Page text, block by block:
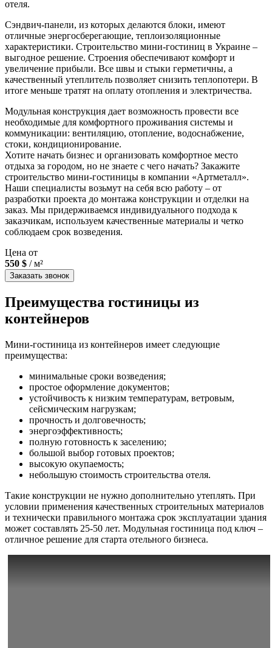
отеля.
Сэндвич-панели, из которых делаются блоки, имеют
отличные энергосберегающие, теплоизоляционные
характеристики. Строительство мини-гостиниц в Украине –
выгодное решение. Строения обеспечивают комфорт и
увеличение прибыли. Все швы и стыки герметичны, а
качественный утеплитель позволяет снизить теплопотери. В
итоге меньше тратят на оплату отопления и электричества.
Модульная конструкция дает возможность провести все
необходимые для комфортного проживания системы и
коммуникации: вентиляцию, отопление, водоснабжение,
стоки, кондиционирование.
Хотите начать бизнес и организовать комфортное место
отдыха за городом, но не знаете с чего начать? Закажите
строительство мини-гостиницы в компании «Артметалл».
Наши специалисты возьмут на себя всю работу – от
разработки проекта до монтажа конструкции и отделки на
заказ. Мы придерживаемся индивидуального подхода к
заказчикам, используем качественные материалы и четко
соблюдаем срок возведения.
Цена от
550 $ / м²
Заказать звонок
Преимущества гостиницы из
контейнеров
Мини-гостиница из контейнеров имеет следующие
преимущества:
минимальные сроки возведения;
простое оформление документов;
устойчивость к низким температурам, ветровым,
сейсмическим нагрузкам;
прочность и долговечность;
энергоэффективность;
полную готовность к заселению;
большой выбор готовых проектов;
высокую окупаемость;
небольшую стоимость строительства отеля.
Такие конструкции не нужно дополнительно утеплять. При
условии применения качественных строительных материалов
и технически правильного монтажа срок эксплуатации здания
может составлять 25-50 лет. Модульная гостиница под ключ –
отличное решение для старта отельного бизнеса.